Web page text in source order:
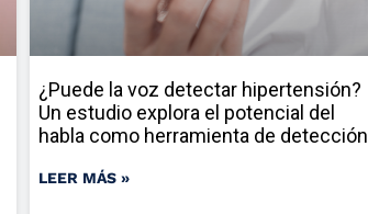
¿Puede la voz detectar hipertensión?
Un estudio explora el potencial del
habla como herramienta de detección
LEER MÁS »